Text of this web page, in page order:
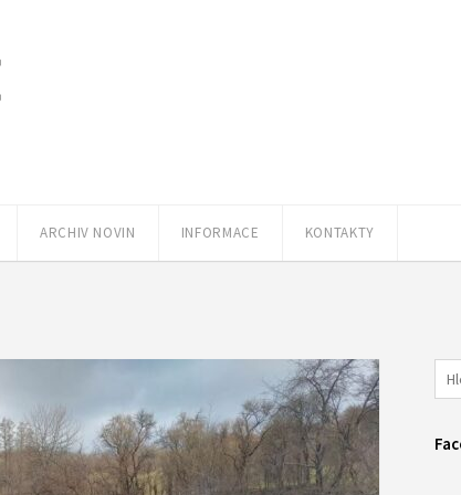
ARCHIV NOVIN INFORMACE KONTAKTY